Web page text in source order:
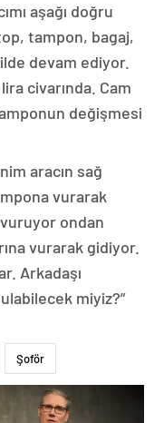
aşağı doğru
tampon, bagaj,
devam ediyor.
civarında. Cam
değişmesi
aracın sağ
vurarak
ondan
vurarak gidiyor.
Arkadaşı
miyiz?”
Şoför